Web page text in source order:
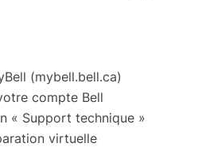
(mybell.bell.ca)
compte Bell
« Support technique »
virtuelle